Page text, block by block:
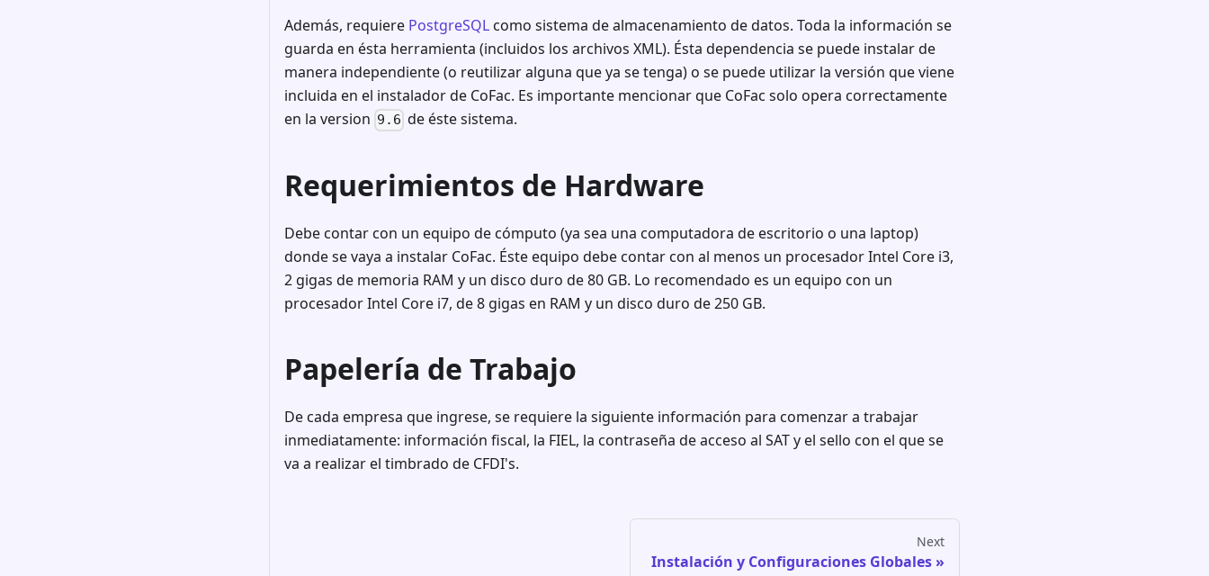
Además, requiere PostgreSQL como sistema de almacenamiento de datos. Toda la información se
guarda en ésta herramienta (incluidos los archivos XML). Ésta dependencia se puede instalar de
manera independiente (o reutilizar alguna que ya se tenga) o se puede utilizar la versión que viene
incluida en el instalador de CoFac. Es importante mencionar que CoFac solo opera correctamente
en la version 9.6 de éste sistema.
Requerimientos de Hardware
Debe contar con un equipo de cómputo (ya sea una computadora de escritorio o una laptop)
donde se vaya a instalar CoFac. Éste equipo debe contar con al menos un procesador Intel Core i3,
2 gigas de memoria RAM y un disco duro de 80 GB. Lo recomendado es un equipo con un
procesador Intel Core i7, de 8 gigas en RAM y un disco duro de 250 GB.
Papelería de Trabajo
De cada empresa que ingrese, se requiere la siguiente información para comenzar a trabajar
inmediatamente: información fiscal, la FIEL, la contraseña de acceso al SAT y el sello con el que se
va a realizar el timbrado de CFDI's.
Next
Instalación y Configuraciones Globales